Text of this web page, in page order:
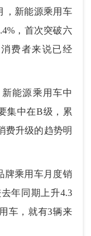
新能源乘用车
，首次突破六
费者来说已经
能源乘用车中
集中在B级，累
费升级的趋势明
乘用车月度销
年同期上升4.3
车，就有3辆来